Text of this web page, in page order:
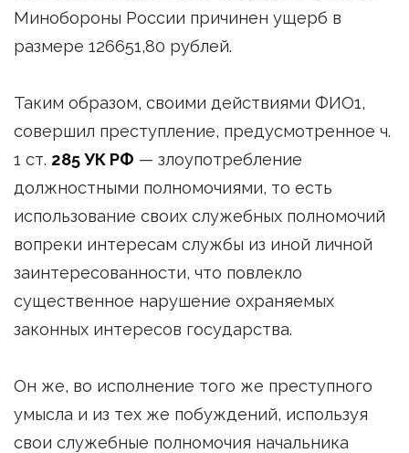
Минобороны России причинен ущерб в
размере 126651,80 рублей.
Таким образом, своими действиями ФИО1,
совершил преступление, предусмотренное ч.
1 ст. 285 УК РФ — злоупотребление
должностными полномочиями, то есть
использование своих служебных полномочий
вопреки интересам службы из иной личной
заинтересованности, что повлекло
существенное нарушение охраняемых
законных интересов государства.
Он же, во исполнение того же преступного
умысла и из тех же побуждений, используя
свои служебные полномочия начальника